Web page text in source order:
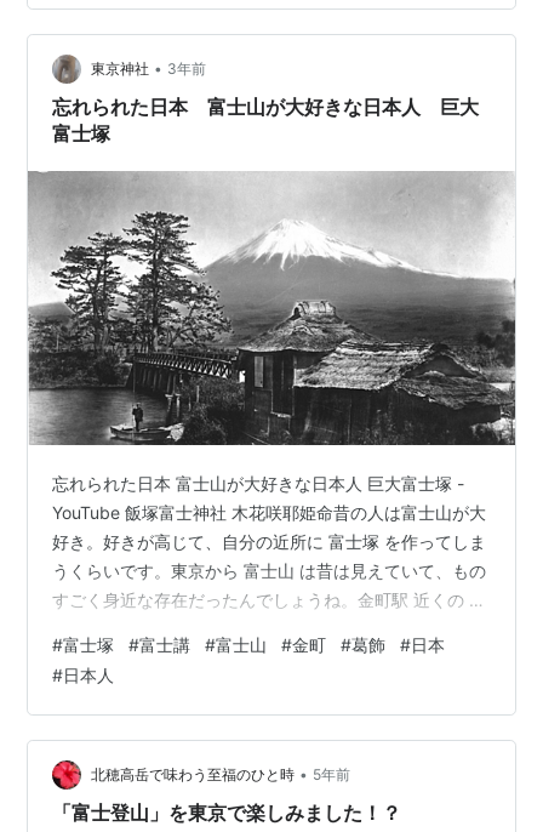
の仕事に携わってないので心配していたが、8割取れて終
了。 見てないうちに試験のレベルが下がったのかな。さ
て、夜は元出向先のOBとの月1飲み会。 焼き鳥＠神田の
名店に伺い堪能。 時間も早かったのでもう1軒、激渋居酒
屋を立ち寄って帰る。…
東京神社 • 3年前
忘れられた日本 富士山が大好きな日本人 巨大
富士塚
忘れられた日本 富士山が大好きな日本人 巨大富士塚 -
YouTube 飯塚富士神社 木花咲耶姫命昔の人は富士山が大
好き。好きが高じて、自分の近所に 富士塚 を作ってしま
うくらいです。東京から 富士山 は昔は見えていて、もの
すごく身近な存在だったんでしょうね。金町駅 近くの 神
#富士塚 #富士講 #富士山 #金町 #葛飾 #日本
#日本人
北穂高岳で味わう至福のひと時 • 5年前
「富士登山」を東京で楽しみました！？